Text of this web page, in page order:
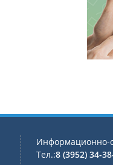
Информационно-
Тел.:8 (3952) 34-